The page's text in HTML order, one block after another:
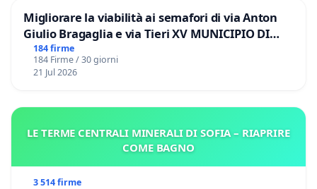
Migliorare la viabilità ai semafori di via Anton
Giulio Bragaglia e via Tieri XV MUNICIPIO DI
ROMA
184 firme
184 Firme / 30 giorni
21 Jul 2026
LE TERME CENTRALI MINERALI DI SOFIA – RIAPRIRE
COME BAGNO
3 514 firme